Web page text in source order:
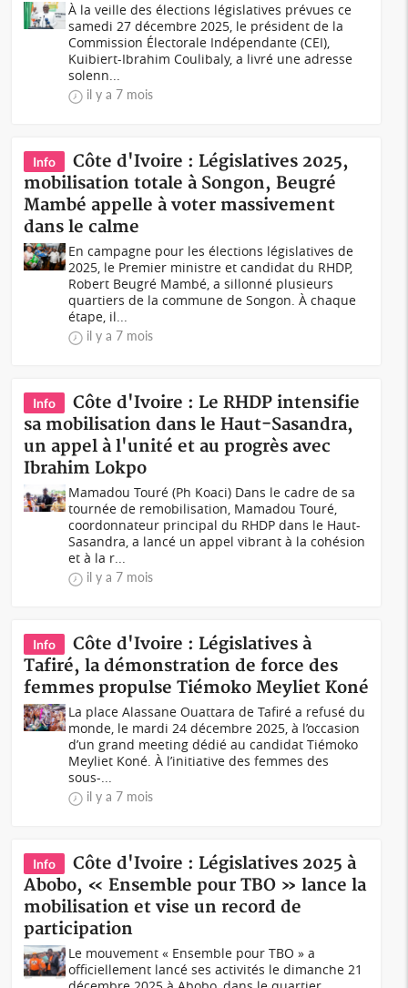
À la veille des élections législatives prévues ce
samedi 27 décembre 2025, le président de la
Commission Électorale Indépendante (CEI),
Kuibiert-Ibrahim Coulibaly, a livré une adresse
solenn...
il y a 7 mois
Info
Côte d'Ivoire : Législatives 2025,
mobilisation totale à Songon, Beugré
Mambé appelle à voter massivement
dans le calme
En campagne pour les élections législatives de
2025, le Premier ministre et candidat du RHDP,
Robert Beugré Mambé, a sillonné plusieurs
quartiers de la commune de Songon. À chaque
étape, il...
il y a 7 mois
Info
Côte d'Ivoire : Le RHDP intensifie
sa mobilisation dans le Haut-Sasandra,
un appel à l'unité et au progrès avec
Ibrahim Lokpo
Mamadou Touré (Ph Koaci) Dans le cadre de sa
tournée de remobilisation, Mamadou Touré,
coordonnateur principal du RHDP dans le Haut-
Sasandra, a lancé un appel vibrant à la cohésion
et à la r...
il y a 7 mois
Info
Côte d'Ivoire : Législatives à
Tafiré, la démonstration de force des
femmes propulse Tiémoko Meyliet Koné
La place Alassane Ouattara de Tafiré a refusé du
monde, le mardi 24 décembre 2025, à l’occasion
d’un grand meeting dédié au candidat Tiémoko
Meyliet Koné. À l’initiative des femmes des
sous-...
il y a 7 mois
Info
Côte d'Ivoire : Législatives 2025 à
Abobo, « Ensemble pour TBO » lance la
mobilisation et vise un record de
participation
Le mouvement « Ensemble pour TBO » a
officiellement lancé ses activités le dimanche 21